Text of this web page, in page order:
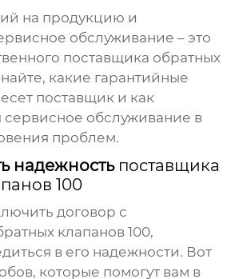
на продукцию и
обслуживание – это
поставщика обратных
какие гарантийные
поставщик и как
сервисное обслуживание в
проблем.
надежность поставщика
100
договор с
клапанов 100,
в его надежности. Вот
которые помогут вам в